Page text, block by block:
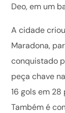
Deo, em um
A cidade
Maradona,
conquistado
peça chave
16 gols em
Também é